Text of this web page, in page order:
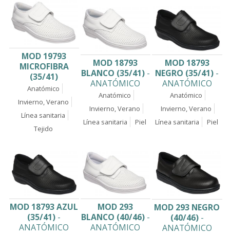
MOD 19793
MICROFIBRA
(35/41)
Anatómico
Invierno, Verano
Línea sanitaria
Tejido
MOD 18793
BLANCO (35/41)-
ANATÓMICO
Anatómico
Invierno, Verano
Línea sanitaria
Piel
MOD 18793
NEGRO (35/41) -
ANATÓMICO
Anatómico
Invierno, Verano
Línea sanitaria
Piel
MOD 18793 AZUL
(35/41) -
ANATÓMICO
MOD 293
BLANCO (40/46)-
ANATÓMICO
MOD 293 NEGRO
(40/46)-
ANATÓMICO